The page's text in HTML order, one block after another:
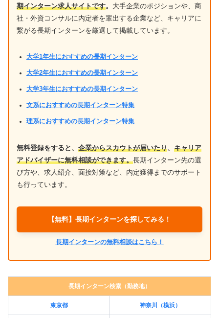
期インターン求人サイトです。 大手企業のポジションや、商
社・外資コンサルに内定者を輩出する企業など、キャリアに
繋がる長期インターンを厳選して掲載しています。
大学1年生におすすめの長期インターン
大学2年生におすすめの長期インターン
大学3年生におすすめの長期インターン
文系におすすめの長期インターン特集
理系におすすめの長期インターン特集
無料登録をすると、 企業からスカウトが届いたり、 キャリア
アドバイザーに無料相談ができます。長期インターン先の選
び方や、求人紹介、面接対策など、内定獲得までのサポート
も行っています。
【無料】長期インターンを探してみる！
長期インターンの無料相談はこちら！
長期インターン検索（勤務地）
東京都 神奈川（横浜）